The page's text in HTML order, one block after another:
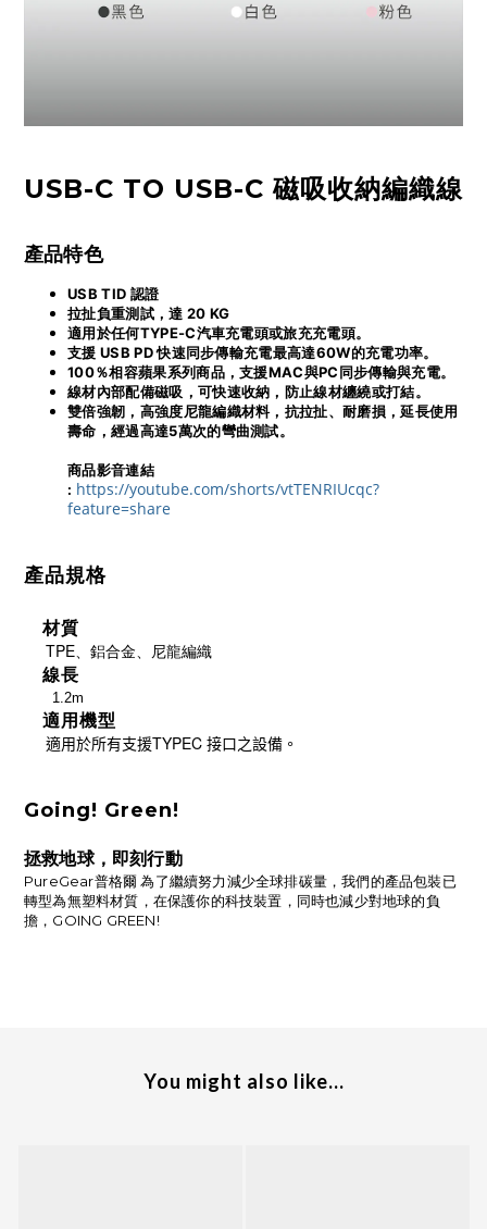
USB-C TO USB-C磁吸收納編織線
產品特色
USB TID 認證
拉扯負重測試，達 20 KG
適用於任何TYPE-C汽車充電頭或旅充充電頭。
支援 USB PD 快速同步傳輸充電最高達60W的充電功率。
100％相容蘋果系列商品，支援MAC與PC同步傳輸與充電。
線材內部配備磁吸，可快速收納，防止線材纏繞或打結。
雙倍強韌 ， 高強度尼龍編織材料，抗拉扯、耐磨損，延長使用
壽命，經過高達5萬次的彎曲測試。
商品影音連結
: https://youtube.com/shorts/vtTENRIUcqc?
feature=share
產品規格
材質
TPE、鋁合金、尼龍編織
線長
1.2m
適用機型
適用於所有支援TYPEC 接口之設備。
Going! Green!
拯救地球，即刻行動
PureGear普格爾 為了繼續努力減少全球排碳量，我們的產品包裝已
轉型為無塑料材質，在保護你的科技裝置，同時也減少對地球的負
擔，GOING GREEN!
You might also like...